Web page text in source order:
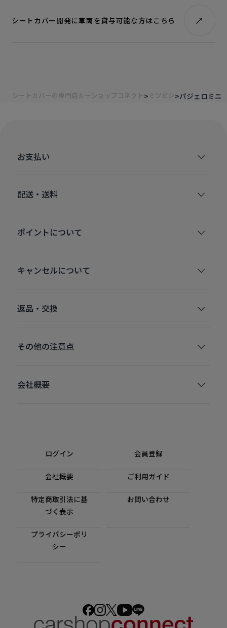
シートカバー開発に車両を貸与可能な方はこちら
シートカバーの専門店カーショップコネクト ミツビシ パジェロミニ
お支払い
配送・送料
ポイントについて
キャンセルについて
返品・交換
その他の注意点
会社概要
ログイン 会員登録
会社概要 ご利用ガイド
特定商取引法に基
づく表示
お問い合わせ
プライバシーポリ
シー